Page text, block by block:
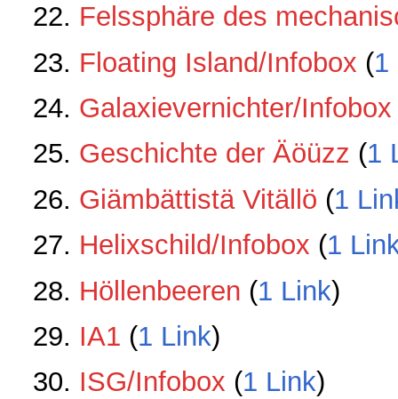
Felssphäre des
Floating Island/Infobox ‏‎ (1
Galaxievernichter/Infobox
Geschichte der Äöüzz ‏‎ (1
Giämbättistä Vitällö ‏‎ (1
Helixschild/Infobox ‏‎ (1
Höllenbeeren ‏‎ (1 Link)
IA1 ‏‎ (1 Link)
ISG/Infobox ‏‎ (1 Link)